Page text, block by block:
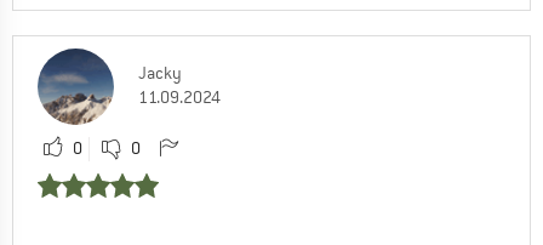
Jacky
11.09.2024
0 0